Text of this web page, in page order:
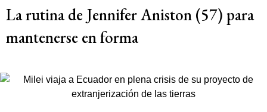
La rutina de Jennifer Aniston (57) para
mantenerse en forma